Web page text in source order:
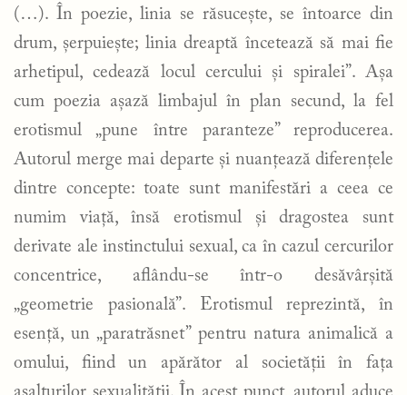
(…). În poezie, linia se răsucește, se întoarce din
drum, șerpuiește; linia dreaptă încetează să mai fie
arhetipul, cedează locul cercului și spiralei”. Așa
cum poezia așază limbajul în plan secund, la fel
erotismul „pune între paranteze” reproducerea.
Autorul merge mai departe și nuanțează diferențele
dintre concepte: toate sunt manifestări a ceea ce
numim viață, însă erotismul și dragostea sunt
derivate ale instinctului sexual, ca în cazul cercurilor
concentrice, aflându-se într-o desăvârșită
„geometrie pasională”. Erotismul reprezintă, în
esență, un „paratrăsnet” pentru natura animalică a
omului, fiind un apărător al societății în fața